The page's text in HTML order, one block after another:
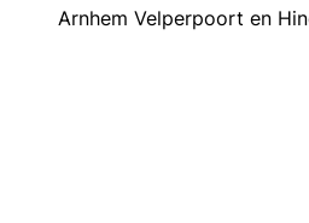
Arnhem Velperpoort en